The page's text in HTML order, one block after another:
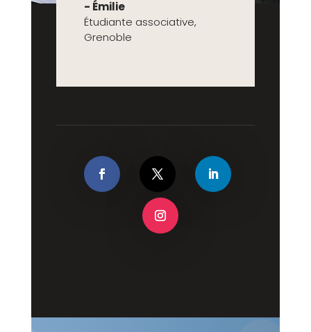
- Émilie
Étudiante associative,
Grenoble